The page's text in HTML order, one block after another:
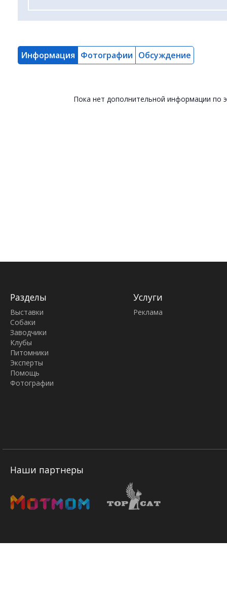
Информация Фотографии Обсуждение
Пока нет дополнительной информации по
Разделы
Выставки
Собаки
Заводчики
Клубы
Питомники
Эксперты
Помощь
Фотографии
Услуги
Реклама
Наши партнеры